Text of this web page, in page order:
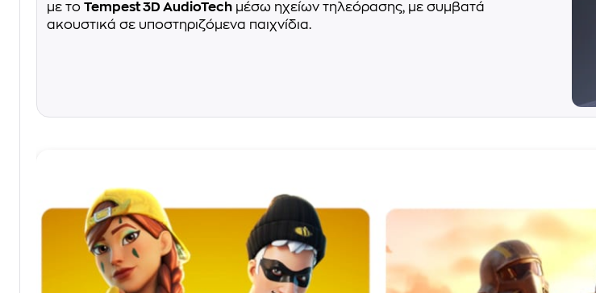
με το Tempest 3D AudioTech μέσω ηχείων τηλεόρασης, με συμβατά
ακουστικά σε υποστηριζόμενα παιχνίδια.